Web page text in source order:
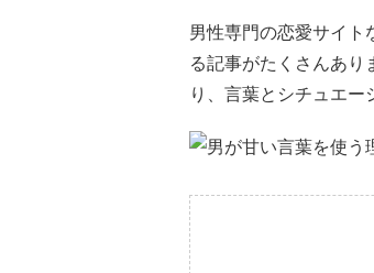
男性専門の恋愛サイト
る記事がたくさんあ
り、言葉とシチュエー